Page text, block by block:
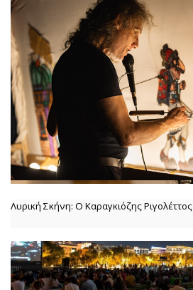
Λυρική Σκήνη: Ο Καραγκιόζης Ριγολέττος